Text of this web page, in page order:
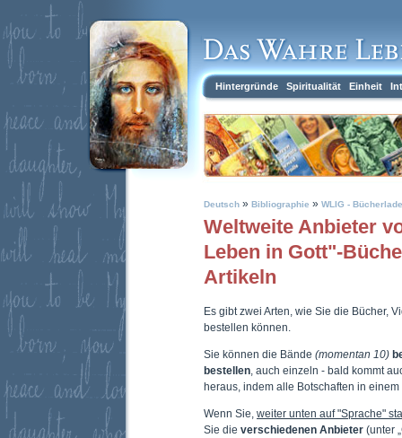
Hintergründe Spiritualität Einheit
Deutsch » Bibliographie » WLIG -
Weltweite Anbieter
Leben in Gott"-
Artikeln
Es gibt zwei Arten, wie Sie die Bücher,
bestellen können.
Sie können die Bände (momentan 10)
bestellen , auch einzeln - bald kommt
heraus, indem alle Botschaften in
Wenn Sie, weiter unten auf "Sprache"
Sie die verschiedenen Anbieter (unter